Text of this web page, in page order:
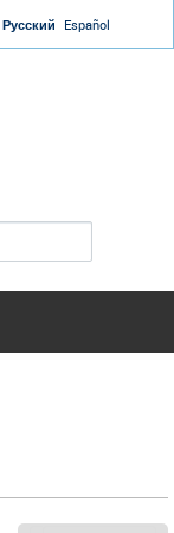
Русский Español